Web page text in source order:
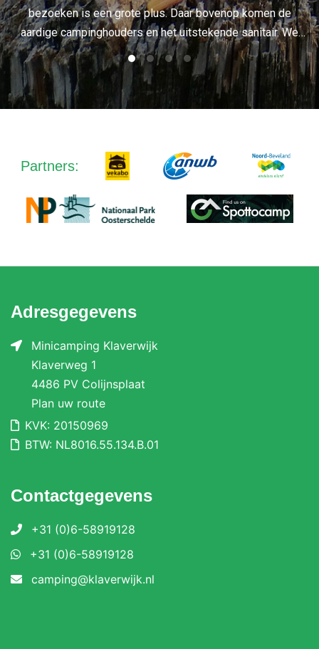
bezoeken is een grote plus. Daar bovenop komen de
aardige campinghouders en het uitstekende sanitair. We
hebben deze camping op ons favorieten lijstje gezet en
komen zeker nog eens terug!”
– Een trouwe klant
Partners:
Adresgegevens
Minicamping Klaverwijk
Klaverweg 1
4486 PV Colijnsplaat
Plan uw route
KVK: 20150969
BTW: NL8016.55.134.B.01
Contactgegevens
+31 (0)6-58919128
+31 (0)6-58919128
camping@klaverwijk.nl